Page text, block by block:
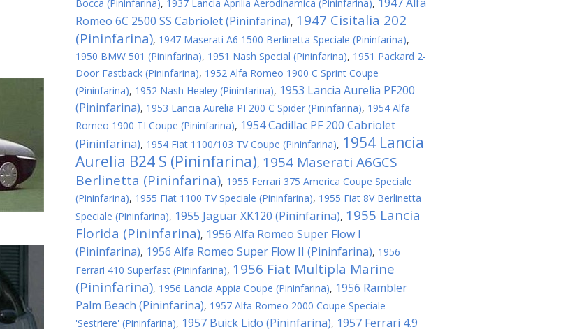
Bocca (Pininfarina), 1937 Lancia Aprilia Aerodinamica (Pininfarina),
Romeo 6C 2500 SS Cabriolet (Pininfarina), 1947 Cisitalia 202
(Pininfarina), 1947 Maserati A6 1500 Berlinetta Speciale (Pininfarina),
1950 BMW 501 (Pininfarina), 1951 Nash Special (Pininfarina), 1951 Packard 2-
Door Fastback (Pininfarina), 1952 Alfa Romeo 1900 C Sprint Coupe
(Pininfarina), 1952 Nash Healey (Pininfarina), 1953 Lancia Aurelia PF200
(Pininfarina), 1953 Lancia Aurelia PF200 C Spider (Pininfarina), 1954 Alfa
Romeo 1900 TI Coupe (Pininfarina), 1954 Cadillac PF 200 Cabriolet
(Pininfarina), 1954 Fiat 1100/103 TV Coupe (Pininfarina), 1954 Lancia
Aurelia B24 S (Pininfarina), 1954 Maserati A6GCS
Berlinetta (Pininfarina), 1955 Ferrari 375 America Coupe Speciale
(Pininfarina), 1955 Fiat 1100 TV Speciale (Pininfarina), 1955 Fiat 8V Berlinetta
Speciale (Pininfarina), 1955 Jaguar XK120 (Pininfarina), 1955 Lancia
Florida (Pininfarina), 1956 Alfa Romeo Super Flow I
(Pininfarina), 1956 Alfa Romeo Super Flow II (Pininfarina), 1956
Ferrari 410 Superfast (Pininfarina), 1956 Fiat Multipla Marine
(Pininfarina), 1956 Lancia Appia Coupe (Pininfarina), 1956 Rambler
Palm Beach (Pininfarina), 1957 Alfa Romeo 2000 Coupe Speciale
'Sestriere' (Pininfarina), 1957 Buick Lido (Pininfarina), 1957 Ferrari 4.9